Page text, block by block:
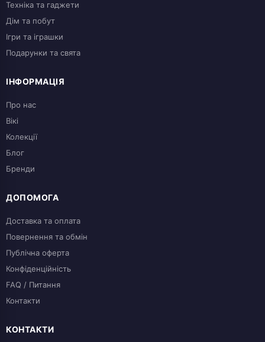
Техніка та гаджети
Дім та побут
Ігри та іграшки
Подарунки та свята
ІНФОРМАЦІЯ
Про нас
Вікі
Колекції
Блог
Бренди
ДОПОМОГА
Доставка та оплата
Повернення та обмін
Публічна оферта
Конфіденційність
FAQ / Питання
Контакти
КОНТАКТИ